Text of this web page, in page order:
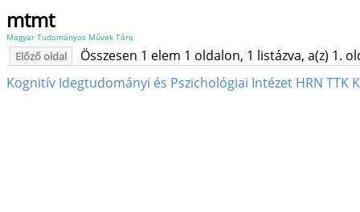
mtmt
Magyar Tudományos Művek Tára
Előző oldal
Összesen 1 elem 1 oldalon, 1 listázva, a(z) 1.
Kognitív Idegtudományi és Pszichológiai Intézet HRN TTK